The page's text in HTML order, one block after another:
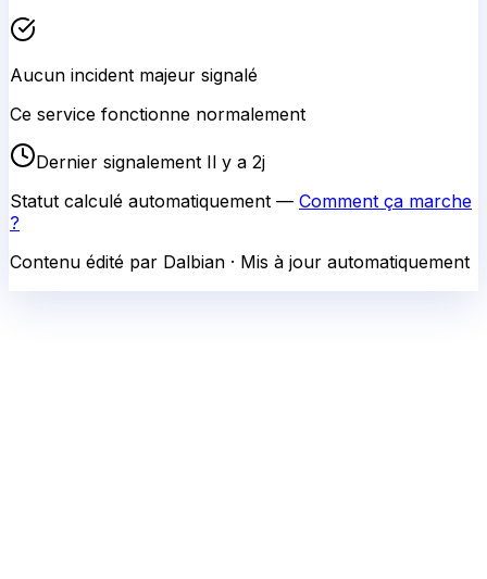
Aucun incident majeur signalé
Ce service fonctionne normalement
Dernier signalement Il y a 2j
Statut calculé automatiquement — Comment ça marche
?
Contenu édité par Dalbian · Mis à jour automatiquement